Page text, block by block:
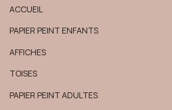
ACCUEIL
PAPIER PEINT ENFANTS
AFFICHES
TOISES
PAPIER PEINT ADULTES